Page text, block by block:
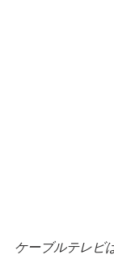
ケーブルテレビ